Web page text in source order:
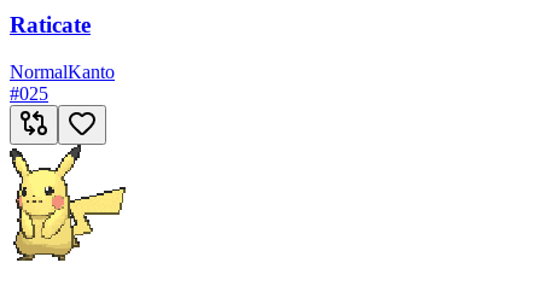
Raticate
NormalKanto
#025